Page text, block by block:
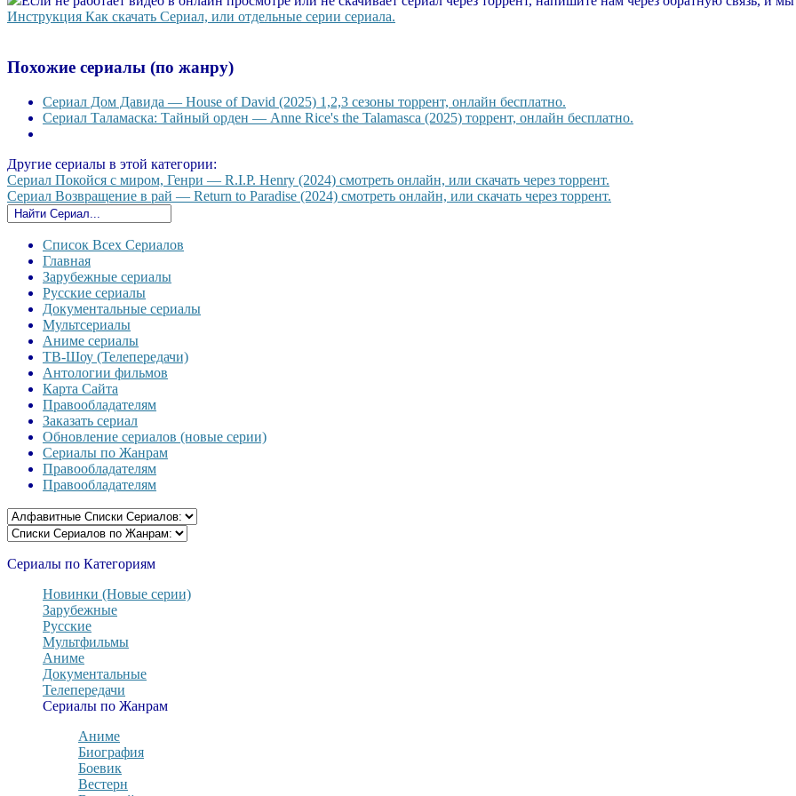
Инструкция Как скачать Сериал, или отдельные серии сериала.
Похожие сериалы (по жанру)
Сериал Дом Давида — House of David (2025) 1,2,3 сезоны торрент, онлайн бесплатно.
Сериал Таламаска: Тайный орден — Anne Rice's the Talamasca (2025) торрент, онлайн бесплатно.
Другие сериалы в этой категории:
Сериал Покойся с миром, Генри — R.I.P. Henry (2024) смотреть онлайн, или скачать через торрент.
Сериал Возвращение в рай — Return to Paradise (2024) смотреть онлайн, или скачать через торрент.
Список Всех Сериалов
Главная
Зарубежные сериалы
Русские сериалы
Документальные сериалы
Мультсериалы
Аниме сериалы
ТВ-Шоу (Телепередачи)
Антологии фильмов
Карта Сайта
Правообладателям
Заказать сериал
Обновление сериалов (новые серии)
Сериалы по Жанрам
Правообладателям
Правообладателям
Сериалы по Категориям
Новинки (Новые серии)
Зарубежные
Русские
Мультфильмы
Аниме
Документальные
Телепередачи
Сериалы по Жанрам
Аниме
Биография
Боевик
Вестерн